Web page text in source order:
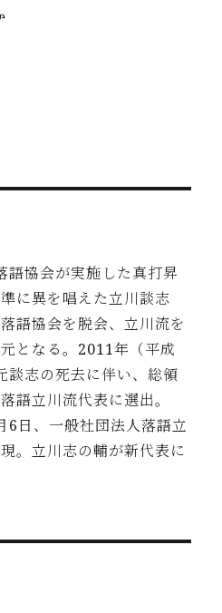
語協会が実施した真打昇
に異を唱えた立川談志
語協会を脱会、立川流を
となる。2011年（平成
談志の死去に伴い、総領
語立川流代表に選出。
6日、一般社団法人落語立
現。立川志の輔が新代表に